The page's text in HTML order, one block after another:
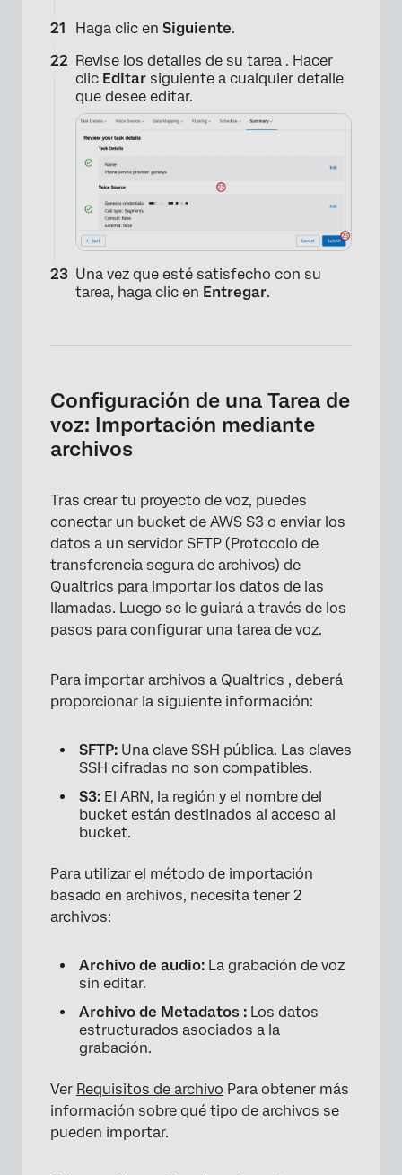
Haga clic en Siguiente.
Revise los detalles de su tarea . Hacer
clic Editar siguiente a cualquier detalle
que desee editar.
Una vez que esté satisfecho con su
tarea, haga clic en Entregar.
Configuración de una Tarea de
voz: Importación mediante
archivos
Tras crear tu proyecto de voz, puedes
conectar un bucket de AWS S3 o enviar los
datos a un servidor SFTP (Protocolo de
transferencia segura de archivos) de
Qualtrics para importar los datos de las
llamadas. Luego se le guiará a través de los
pasos para configurar una tarea de voz.
Para importar archivos a Qualtrics , deberá
proporcionar la siguiente información:
SFTP: Una clave SSH pública. Las claves
SSH cifradas no son compatibles.
S3: El ARN, la región y el nombre del
bucket están destinados al acceso al
bucket.
Para utilizar el método de importación
basado en archivos, necesita tener 2
archivos:
Archivo de audio: La grabación de voz
sin editar.
Archivo de Metadatos : Los datos
estructurados asociados a la
grabación.
Ver Requisitos de archivo Para obtener más
información sobre qué tipo de archivos se
pueden importar.